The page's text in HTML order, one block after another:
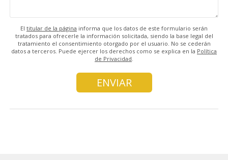
El titular de la página informa que los datos de este formulario serán
tratados para ofrecerle la información solicitada, siendo la base legal del
tratamiento el consentimiento otorgado por el usuario. No se cederán
datos a terceros. Puede ejercer los derechos como se explica en la Política
de Privacidad.